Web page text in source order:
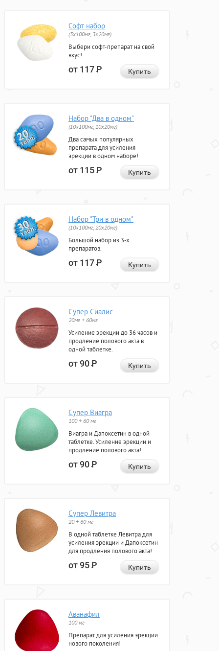
Софт набор
(3x100мг, 3x20мг)
Выбери софт-препарат на свой
вкус!
от 117Р Купить
Набор "Два в одном"
(10x100мг, 10x20мг)
Два самых популярных
препарата для усиления
эрекции в одном наборе!
от 115Р Купить
Набор "Три в одном"
(10x100мг, 20x20мг)
Большой набор из 3-х
препаратов.
от 117Р Купить
Супер Сиалис
20мг + 60мг
Усиление эрекции до 36 часов и
продление полового акта в
одной таблетке.
от 90Р Купить
Супер Виагра
100 + 60 мг
Виагра и Дапоксетин в одной
таблетке. Усиление эрекции и
продление полового акта!
от 90Р Купить
Супер Левитра
20 + 60 мг
В одной таблетке Левитра для
усиления эрекции и Дапоксетин
для продления полового акта!
от 95Р Купить
Аванафил
100 мг
Препарат для усиления эрекции
нового поколения!